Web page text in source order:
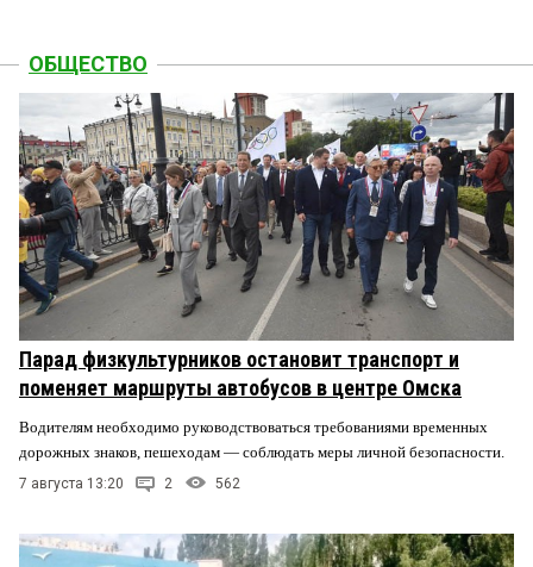
ОБЩЕСТВО
Парад физкультурников остановит транспорт и
поменяет маршруты автобусов в центре Омска
Водителям необходимо руководствоваться требованиями временных
дорожных знаков, пешеходам — соблюдать меры личной безопасности.
7 августа 13:20 2 562